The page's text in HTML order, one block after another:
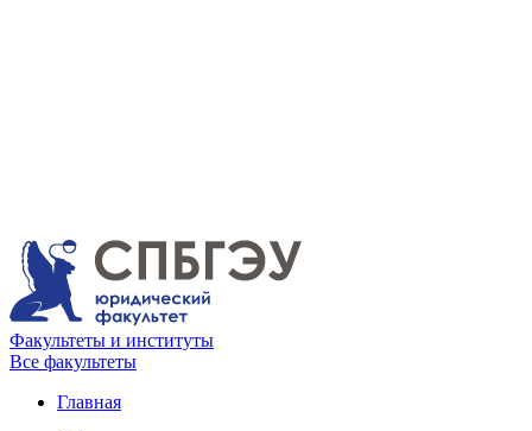
Факультеты и институты
Все факультеты
Главная